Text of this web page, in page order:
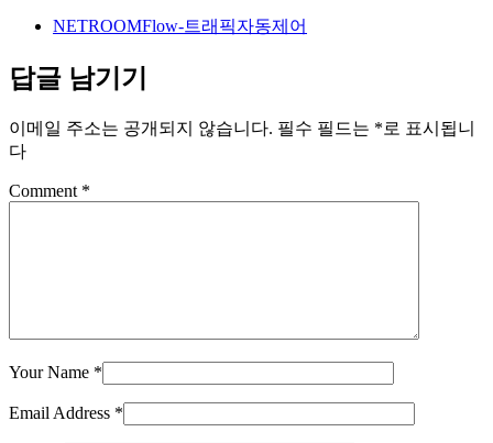
NETROOMFlow-트래픽자동제어
답글 남기기
이메일 주소는 공개되지 않습니다. 필수 필드는 *로 표시됩니
다
Comment *
Your Name *
Email Address *